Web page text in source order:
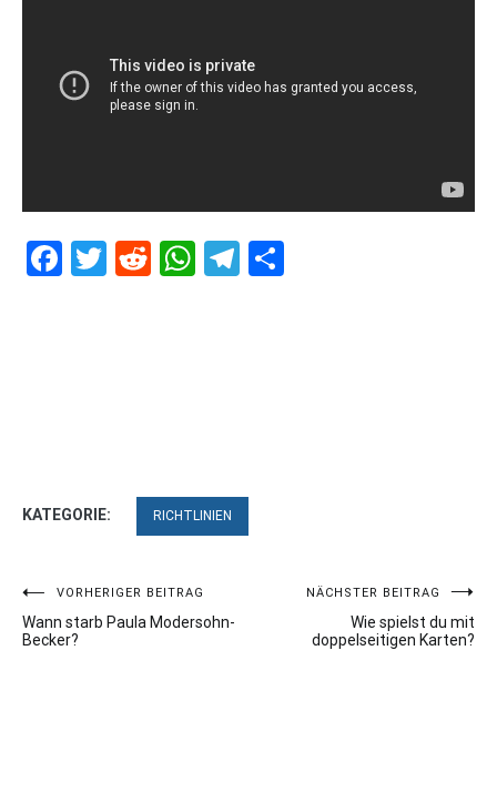
Facebook
Twitter
RedditWhatsApp
Telegram
KATEGORIE: RICHTLINIEN
Beitragsnavigation
VORHERIGER BEITRAG
Wann starb Paula Modersohn-
Becker?
NÄCHSTER BEITRAG
Wie spielst du mit
doppelseitigen Karten?